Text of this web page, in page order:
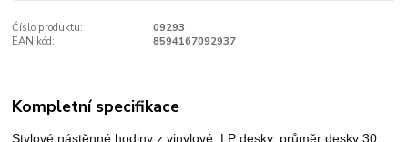
Číslo produktu:
09293
EAN kód:
8594167092937
Kompletní specifikace
Stylové nástěnné hodiny z vinylové LP desky, průměr desky 30